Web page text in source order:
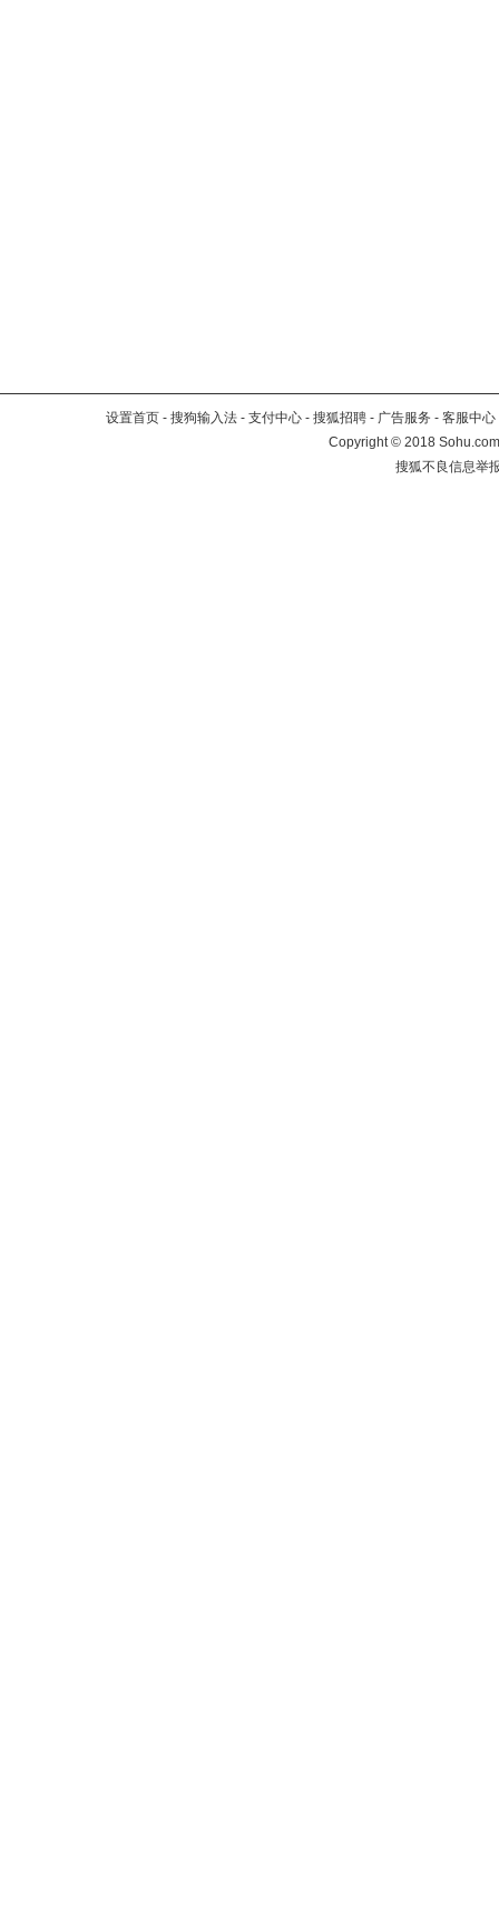
设置首页 - 搜狗输入法 - 支付中心 - 搜狐招聘 - 广告服务 - 客服中心
Copyright©2018
搜狐不良信息举